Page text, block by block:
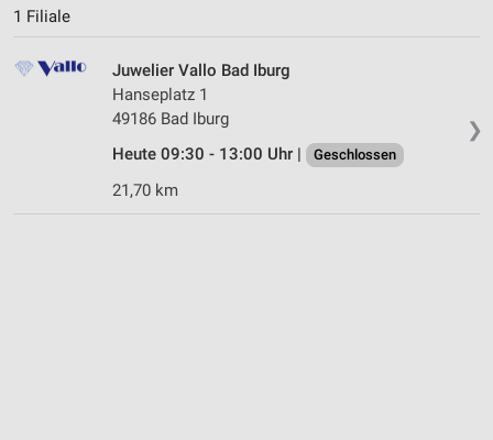
1 Filiale
❯
Juwelier Vallo Bad Iburg
Hanseplatz 1
49186 Bad Iburg
Heute 09:30 - 13:00 Uhr |
Geschlossen
21,70 km